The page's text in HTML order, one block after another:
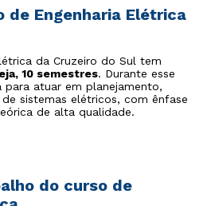
de Engenharia Elétrica
da Cruzeiro do Sul tem
10 semestres. Durante esse
atuar em planejamento,
sistemas elétricos, com ênfase
de alta qualidade.
do curso de